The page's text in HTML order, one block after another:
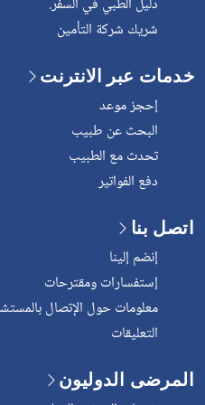
دليل الطبي في السفر.
شريك شركة التأمين
خدمات عبر الانترنت
إحجز موعد
البحث عن طبيب
تحدث مع الطبيب
دفع الفواتير
اتصل بنا
إنضم إلينا
إستفسارات ومقترحات
معلومات حول الإتصال
التعليقات
المرضى الدوليون